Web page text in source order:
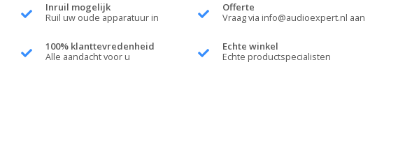
Inruil mogelijk
Ruil uw oude apparatuur in
Offerte
Vraag via info@audioexpert.nl aan
100% klanttevredenheid
Alle aandacht voor u
Echte winkel
Echte productspecialisten